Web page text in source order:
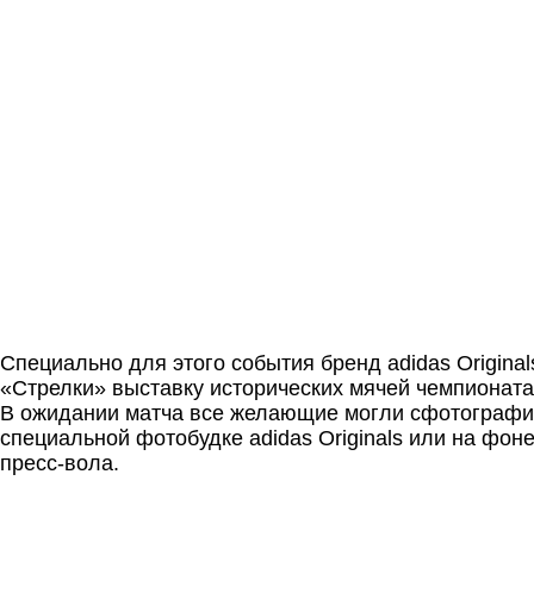
Специально для этого события бренд adidas
«Стрелки» выставку исторических мячей
В ожидании матча все желающие могли
специальной фотобудке adidas Originals или на
пресс-вола.